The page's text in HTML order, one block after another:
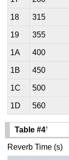
18 315
19 355
1A 400
1B 450
1C 500
1D 560
Table #4†
Reverb Time (s)